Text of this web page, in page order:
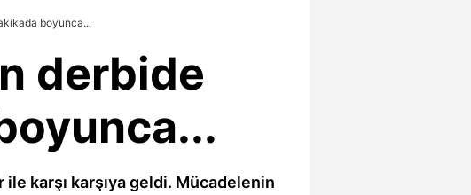
boyunca...
derbide
karşı karşıya geldi. Mücadelenin